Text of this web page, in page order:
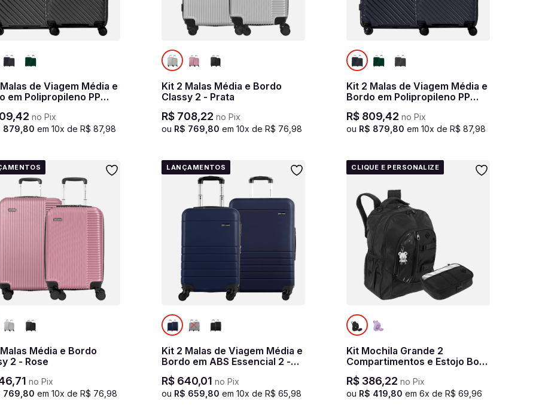
de Viagem Média e
em Polipropileno PP
2 - Grafite
,42 no Pix
879 80 em10x deR$ 87,98
Kit 2 Malas Média e Bordo
Classy 2 - Prata
R$ 708,22 no Pix
ou R$ 769 80 em10x deR$ 76 ,98
Kit 2 Malas de Viagem Média e
Bordo em Polipropileno PP
Essencial 2 - Azul marinho
R$ 809,42 no Pix
ou R$ 879 80 em10x deR$ 87,98
Média e Bordo
2 - Rose
,71 no Pix
769 80 em10x deR$ 76 ,98
LANÇAMENTOS
Kit 2 Malas de Viagem Média e
Bordo em ABS Essencial 2 -
Azul marinho
R$ 640,01 no Pix
ou R$ 659 80 em10x deR$ 65 ,98
CLIQUE E PERSONALIZE
Kit Mochila Grande 2
Compartimentos e Estojo Box
Sestini Studio - Preto
R$ 386,22 no Pix
ou R$ 419 80 em6x deR$ 69 ,96